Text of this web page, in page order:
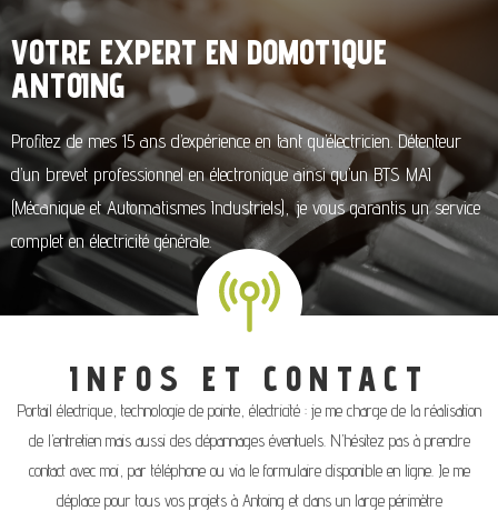
VOTRE EXPERT EN DOMOTIQUE
ANTOING
Profitez de mes 15 ans d’expérience en tant qu’électricien. Détenteur
d’un brevet professionnel en électronique ainsi qu’un BTS MAI
(Mécanique et Automatismes Industriels), je vous garantis un service
complet en électricité générale.
INFOS ET CONTACT
Portail électrique, technologie de pointe, électricité : je me charge de la réalisation
de l’entretien mais aussi des dépannages éventuels. N’hésitez pas à prendre
contact avec moi, par téléphone ou via le formulaire disponible en ligne. Je me
déplace pour tous vos projets à Antoing et dans un large périmètre